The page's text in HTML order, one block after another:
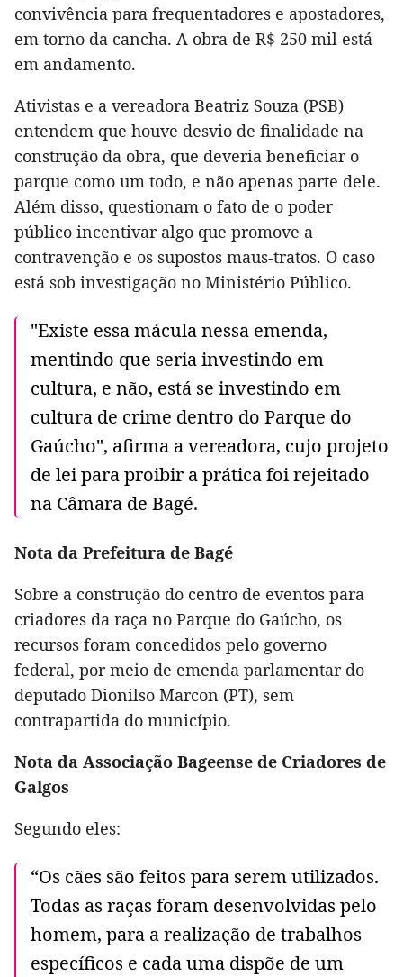
convivência para frequentadores e apostadores,
em torno da cancha. A obra de R$ 250 mil está
em andamento.
Ativistas e a vereadora Beatriz Souza (PSB)
entendem que houve desvio de finalidade na
construção da obra, que deveria beneficiar o
parque como um todo, e não apenas parte dele.
Além disso, questionam o fato de o poder
público incentivar algo que promove a
contravenção e os supostos maus-tratos. O caso
está sob investigação no Ministério Público.
"Existe essa mácula nessa emenda,
mentindo que seria investindo em
cultura, e não, está se investindo em
cultura de crime dentro do Parque do
Gaúcho", afirma a vereadora, cujo projeto
de lei para proibir a prática foi rejeitado
na Câmara de Bagé.
Nota da Prefeitura de Bagé
Sobre a construção do centro de eventos para
criadores da raça no Parque do Gaúcho, os
recursos foram concedidos pelo governo
federal, por meio de emenda parlamentar do
deputado Dionilso Marcon (PT), sem
contrapartida do município.
Nota da Associação Bageense de Criadores de
Galgos
Segundo eles:
“Os cães são feitos para serem utilizados.
Todas as raças foram desenvolvidas pelo
homem, para a realização de trabalhos
específicos e cada uma dispõe de um